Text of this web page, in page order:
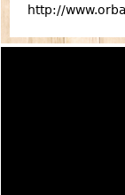
http://